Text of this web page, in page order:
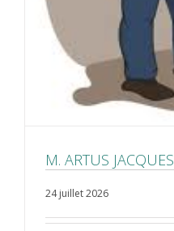
M. ARTUS JACQUES
24 juillet 2026